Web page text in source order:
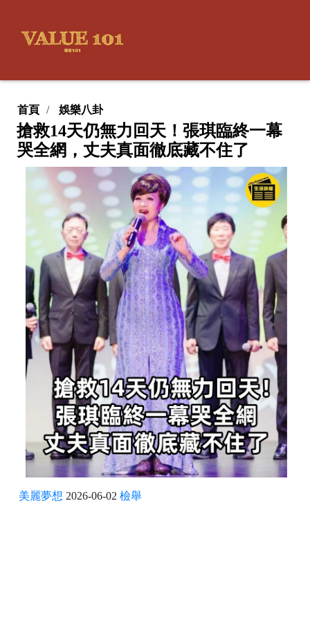
首頁 娛樂八卦
搶救14天仍無力回天！張琪臨終一幕
哭全網，丈夫真面徹底藏不住了
美麗夢想 2026-06-02 檢舉